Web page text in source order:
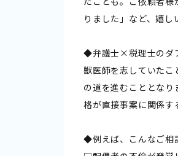
りました」など、嬉し
◆弁護士×税理士のダ
獣医師を志していたこ
の道を進むこととな
格が直接事案に関係す
◆例えば、こんなご相